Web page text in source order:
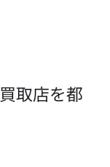
取店を都